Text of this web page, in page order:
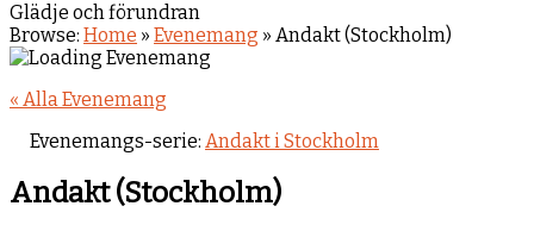
Glädje och förundran
Browse: Home » Evenemang » Andakt (Stockholm)
« Alla Evenemang
Evenemangs-serie: Andakt i Stockholm
Andakt (Stockholm)